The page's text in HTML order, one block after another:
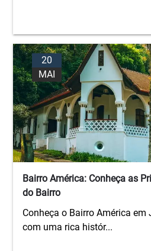
20
MAI
Bairro América: Conheça as
do Bairro
Conheça o Bairro América
com uma rica histór...